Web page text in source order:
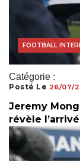
Catégorie :
ACTUALITÉS
FOOTBALL
FOOTBALL
Posté Le 26/07/
Jeremy
révèle